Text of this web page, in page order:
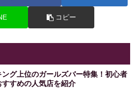
コピー
ング上位のガールズバー特集！初心者
すすめの人気店を紹介